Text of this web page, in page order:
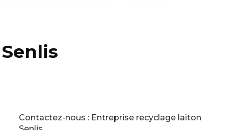
Contactez-nous : Entreprise recyclage laiton